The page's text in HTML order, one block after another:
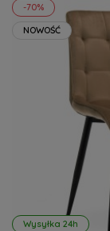
Wysyłka 24h
-70%
NOWOŚĆ